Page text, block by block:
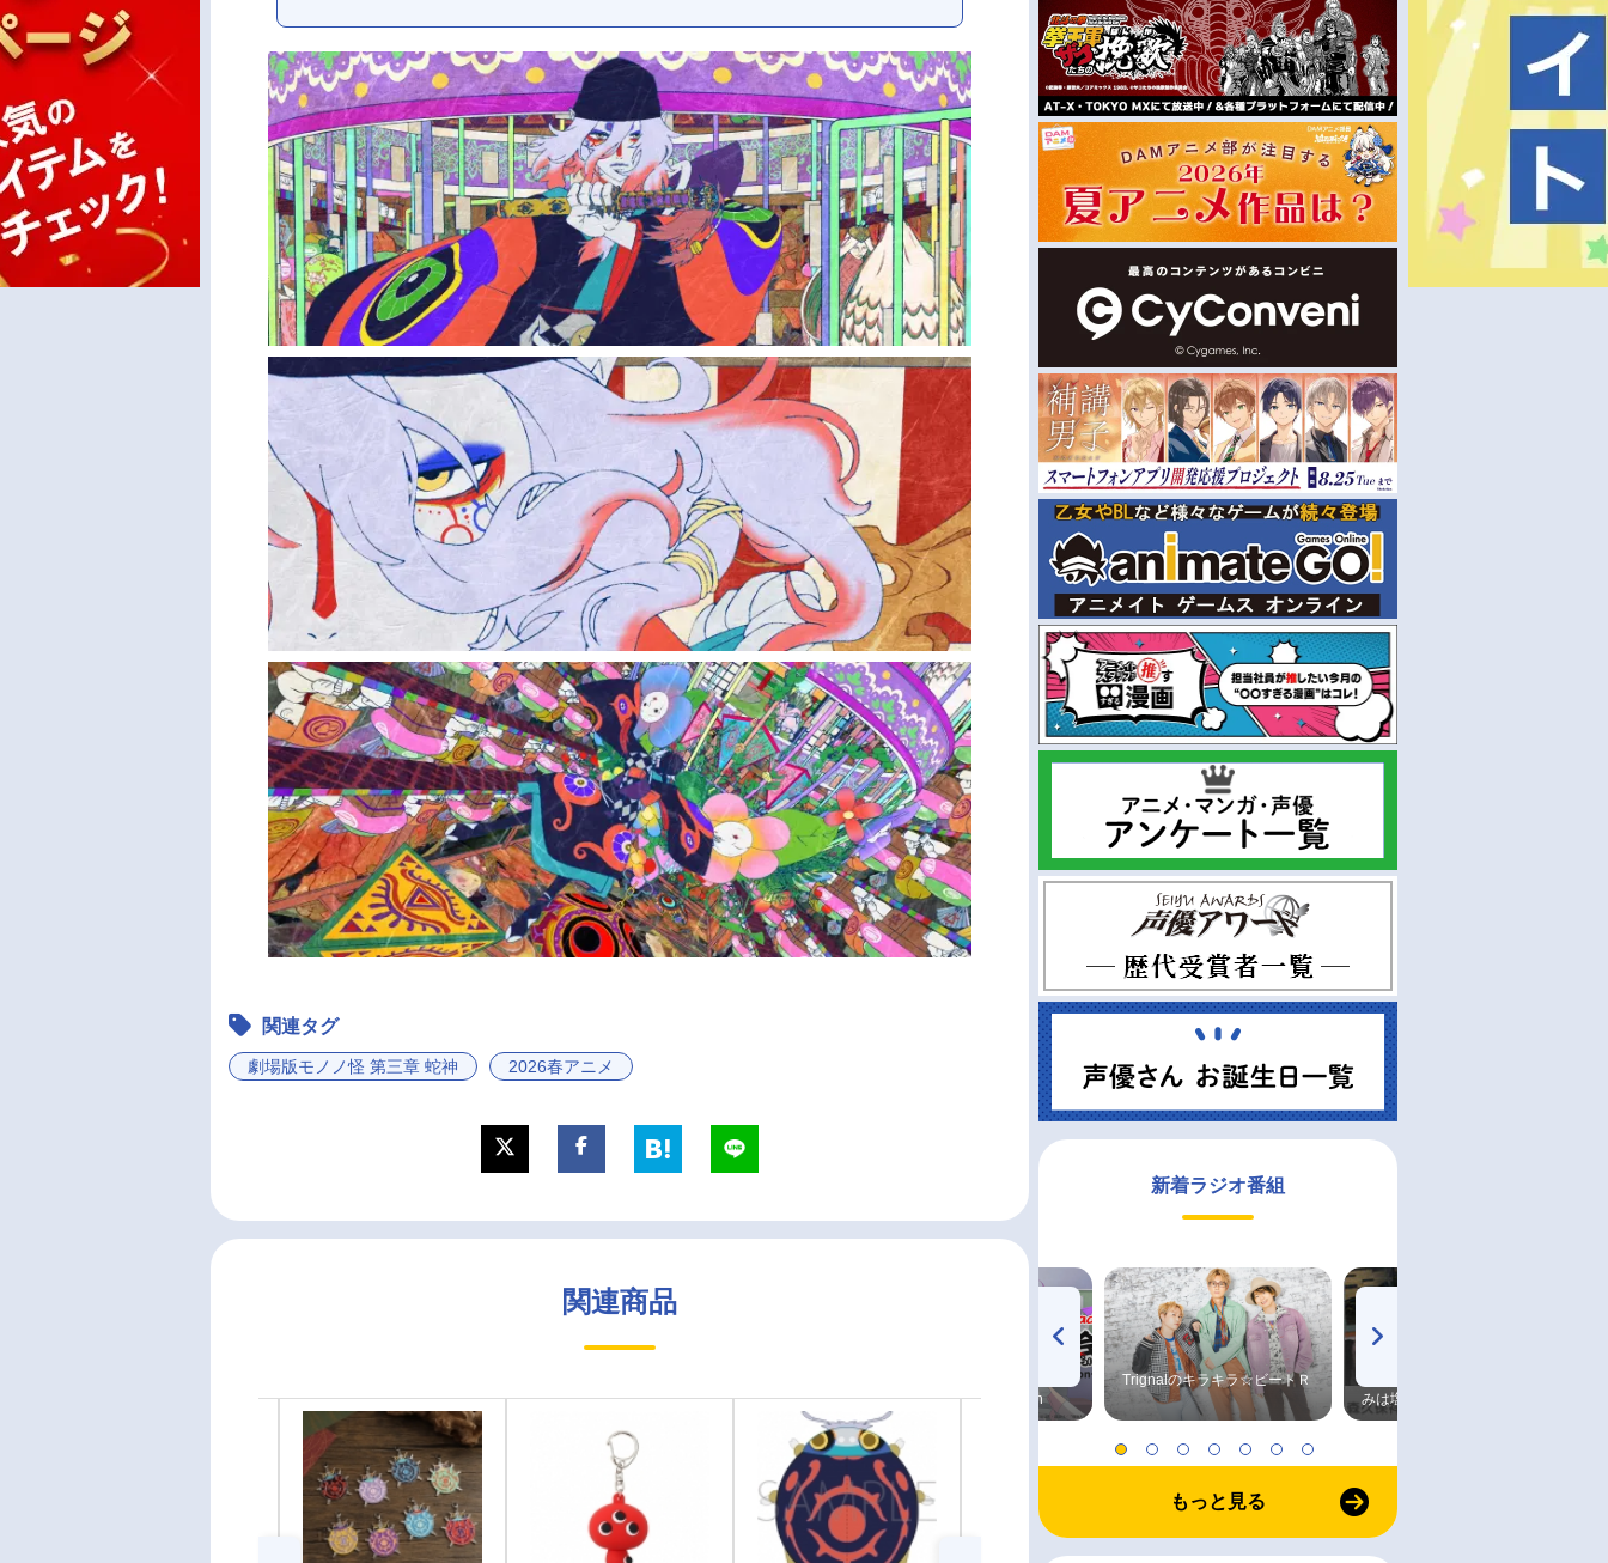
関連タグ
劇場版モノノ怪 第三章 蛇神 2026春アニメ
関連商品
新着ラジオ番組
♪ in アニメイトタイムズ
radio 大直会 2nd season
Trignalのキラキラ☆ビートＲ
みは塩だけ
もっと見る